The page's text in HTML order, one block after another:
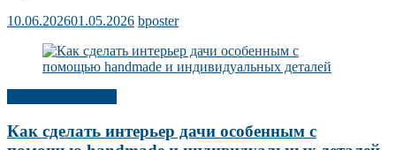
10.06.202601.05.2026 bposter
Как сделать интерьер дачи особенным с